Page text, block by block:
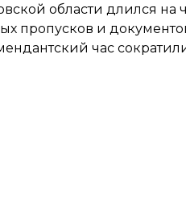
области длился
пропусков и
час